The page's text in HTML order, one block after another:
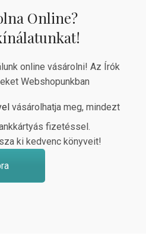
Online?
online vásárolni! Az Írók
Webshopunkban
vásárolhatja meg, mindezt
fizetéssel.
ki kedvenc könyveit!